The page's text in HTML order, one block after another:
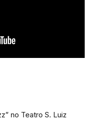
no Teatro S. Luiz